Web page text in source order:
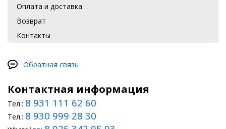
Оплата и доставка
Возврат
Контакты
Обратная связь
Контактная информация
Тел.: 8 931 111 62 60
Тел.: 8 930 999 28 30